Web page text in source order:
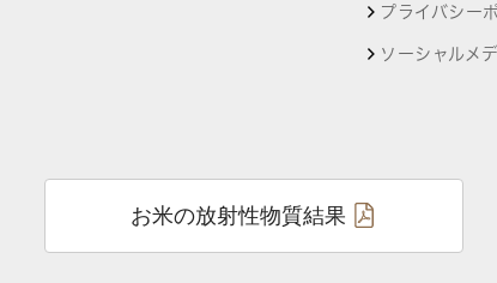
プライバシー
ソーシャルメ
お米の放射性物質結果